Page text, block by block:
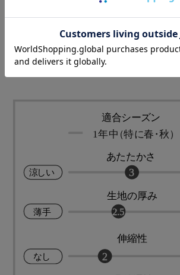
にふっくらと柔らかな肌触り
高い通気性で乾きやすく、吸水性
れた生地